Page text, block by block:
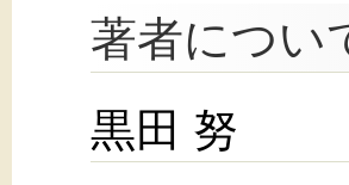
著者につい
黒田 努